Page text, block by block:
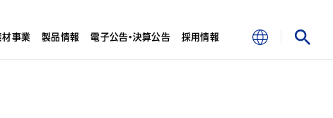
材事業 製品情報 電子公告・決算公告 採用情報